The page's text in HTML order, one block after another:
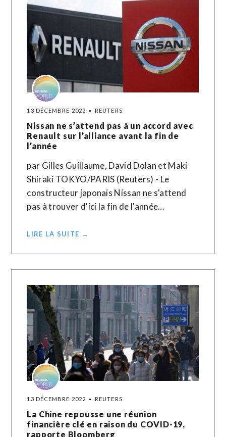
13 DÉCEMBRE 2022 REUTERS
Nissan ne s’attend pas à un accord avec
Renault sur l’alliance avant la fin de
l’année
par Gilles Guillaume, David Dolan et Maki
Shiraki TOKYO/PARIS (Reuters) - Le
constructeur japonais Nissan ne s'attend
pas à trouver d'ici la fin de l'année…
LIRE LA SUITE →
13 DÉCEMBRE 2022 REUTERS
La Chine repousse une réunion
financière clé en raison du COVID-19,
rapporte Bloomberg